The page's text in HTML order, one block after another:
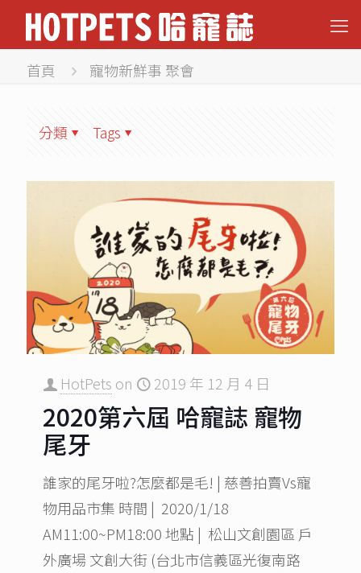
首頁 寵物新鮮事 聚會
分類 Tags
HotPets on 2019 年 12 月 4 日
2020第六屆 哈寵誌 寵物
尾牙
誰家的尾牙啦?怎麼都是毛! | 慈善拍賣Vs寵
物用品市集 時間 | 2020/1/18
AM11:00~PM18:00 地點 | 松山文創園區 戶
外廣場 文創大街 (台北市信義區光復南路